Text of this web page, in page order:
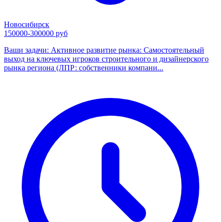
Новосибирск
150000-300000 руб
Ваши задачи: Активное развитие рынка: Самостоятельный
выход на ключевых игроков строительного и дизайнерского
рынка региона (ЛПР: собственники компани...